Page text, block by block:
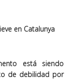
en Catalunya
está siendo
de debilidad por